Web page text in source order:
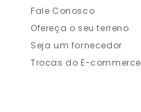
Fale Conosco
Ofereça o seu terreno
Seja um fornecedor
Trocas do E-commerce